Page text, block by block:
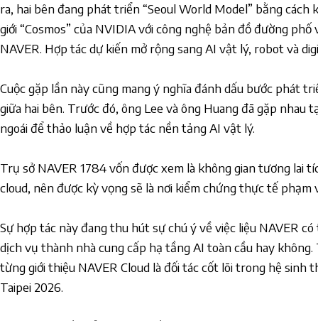
ra, hai bên đang phát triển “Seoul World Model” bằng
giới “Cosmos” của NVIDIA với công nghệ bản đồ đường
NAVER. Hợp tác dự kiến mở rộng sang AI vật lý, robot và
Cuộc gặp lần này cũng mang ý nghĩa đánh dấu bước phát
giữa hai bên. Trước đó, ông Lee và ông Huang đã gặp nhau
ngoái để thảo luận về hợp tác nền tảng AI vật lý.
Trụ sở NAVER 1784 vốn được xem là không gian tương lai
cloud, nên được kỳ vọng sẽ là nơi kiểm chứng thực tế phạm
Sự hợp tác này đang thu hút sự chú ý về việc liệu NAVER
dịch vụ thành nhà cung cấp hạ tầng AI toàn cầu hay
từng giới thiệu NAVER Cloud là đối tác cốt lõi trong hệ sinh
Taipei 2026.